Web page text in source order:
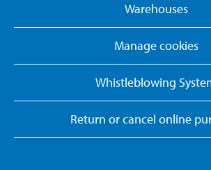
Warehouses
Manage cookies
Whistleblowing
Return or cancel online